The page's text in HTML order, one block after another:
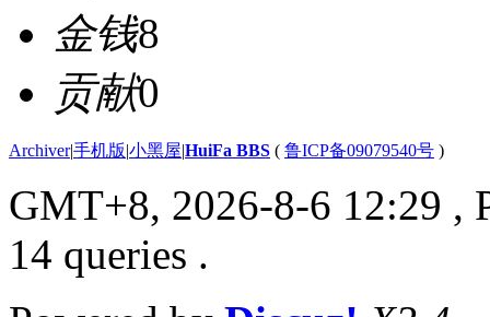
金钱8
贡献0
Archiver|手机版|小黑屋|HuiFa BBS ( 鲁ICP备09079540号 )
GMT+8, 2026-8-6 12:29 ,
14 queries .